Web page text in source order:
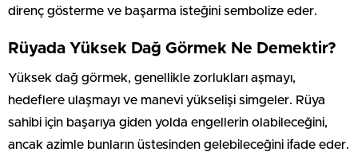
direnç gösterme ve başarma isteğini sembolize eder.
Rüyada Yüksek Dağ Görmek Ne Demektir?
Yüksek dağ görmek, genellikle zorlukları aşmayı,
hedeflere ulaşmayı ve manevi yükselişi simgeler. Rüya
sahibi için başarıya giden yolda engellerin olabileceğini,
ancak azimle bunların üstesinden gelebileceğini ifade eder.